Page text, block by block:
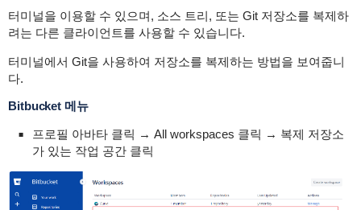
터미널을 이용할 수 있으며, 소스 트리, 또는 Git 저장소를 복제하
려는 다른 클라이언트를 사용할 수 있습니다.
터미널에서 Git을 사용하여 저장소를 복제하는 방법을 보여줍니
다.
Bitbucket 메뉴
프로필 아바타 클릭 → All workspaces 클릭 → 복제 저장소
가 있는 작업 공간 클릭